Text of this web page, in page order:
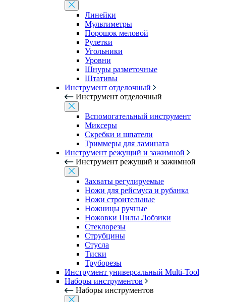
Линейки
Мультиметры
Порошок меловой
Рулетки
Угольники
Уровни
Шнуры разметочные
Штативы
Инструмент отделочный
Инструмент отделочный
Вспомогательный инструмент
Миксеры
Скребки и шпатели
Триммеры для ламината
Инструмент режущий и зажимной
Инструмент режущий и зажимной
Захваты регулируемые
Ножи для рейсмуса и рубанка
Ножи строительные
Ножницы ручные
Ножовки Пилы Лобзики
Стеклорезы
Струбцины
Стусла
Тиски
Труборезы
Инструмент универсальный Multi-Tool
Наборы инструментов
Наборы инструментов